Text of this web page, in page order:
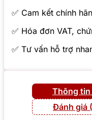
✅ Cam kết chính
✅ Hóa đơn VAT,
✅ Tư vấn hỗ trợ
Thông
Đánh giá